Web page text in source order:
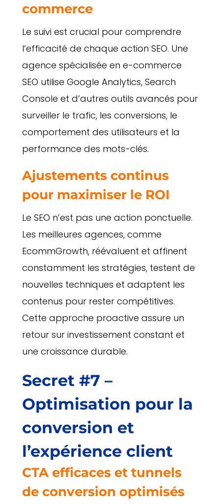
commerce
Le suivi est crucial pour comprendre
l’efficacité de chaque action SEO. Une
agence spécialisée en e-commerce
SEO utilise Google Analytics, Search
Console et d’autres outils avancés pour
surveiller le trafic, les conversions, le
comportement des utilisateurs et la
performance des mots-clés.
Ajustements continus
pour maximiser le ROI
Le SEO n’est pas une action ponctuelle.
Les meilleures agences, comme
EcommGrowth, réévaluent et affinent
constamment les stratégies, testent de
nouvelles techniques et adaptent les
contenus pour rester compétitives.
Cette approche proactive assure un
retour sur investissement constant et
une croissance durable.
Secret #7 –
Optimisation pour la
conversion et
l’expérience client
CTA efficaces et tunnels
de conversion optimisés